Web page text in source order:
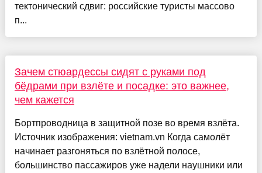
тектонический сдвиг: российские туристы массово
п...
Зачем стюардессы сидят с руками под
бёдрами при взлёте и посадке: это важнее,
чем кажется
Бортпроводница в защитной позе во время взлёта.
Источник изображения: vietnam.vn Когда самолёт
начинает разгоняться по взлётной полосе,
большинство пассажиров уже надели наушники или